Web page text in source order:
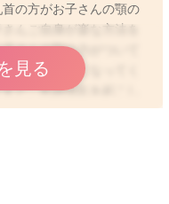
の方がお子さんの顎の
んご自身が楽な方法を
さんの顎の力がついて
飲めるようになってく
と、乳頭混乱を起こし
とおっぱいの両方を理
はよくあることで、同
ゃいますよ。一度この
見る